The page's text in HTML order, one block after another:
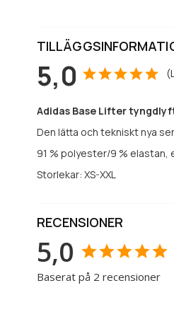
5,0 (
Adidas Base Lifter
Den lätta och tekniskt nya
91 % polyester/9 % elastan,
Storlekar: XS-XXL
RECENSIONER
5,0
Baserat på 2 recensioner